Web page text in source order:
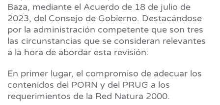
Baza, mediante el Acuerdo de 18 de julio de
2023, del Consejo de Gobierno. Destacándose
por la administración competente que son tres
las circunstancias que se consideran relevantes
a la hora de abordar esta revisión:
En primer lugar, el compromiso de adecuar los
contenidos del PORN y del PRUG a los
requerimientos de la Red Natura 2000.